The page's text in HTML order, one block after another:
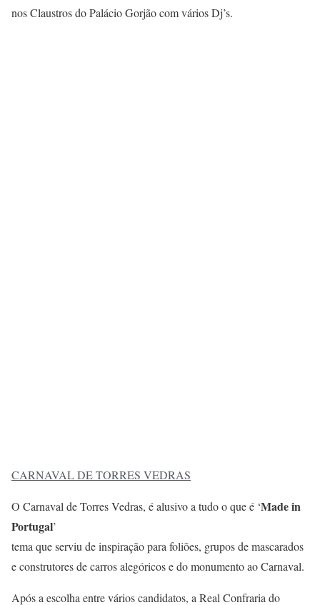
nos Claustros do Palácio Gorjão com vários Dj’s.
CARNAVAL DE TORRES VEDRAS
O Carnaval de Torres Vedras, é alusivo a tudo o que é ‘Made in
Portugal’
tema que serviu de inspiração para foliões, grupos de mascarados
e construtores de carros alegóricos e do monumento ao Carnaval.
Após a escolha entre vários candidatos, a Real Confraria do